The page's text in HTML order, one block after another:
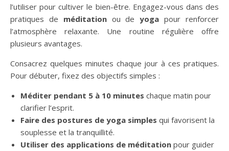
l’utiliser pour cultiver le bien-être. Engagez-vous dans des
pratiques de méditationou deyoga pour renforcer
l’atmosphère relaxante. Une routine régulière offre
plusieurs avantages.
Consacrez quelques minutes chaque jour à ces pratiques.
Pour débuter, fixez des objectifs simples :
Méditer pendant 5 à 10 minutes chaque matin pour
clarifier l’esprit.
Faire des postures de yoga simples qui favorisent la
souplesse et la tranquillité.
Utiliser des applications de méditation pour guider